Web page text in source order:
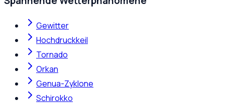
Gewitter
Hochdruckkeil
Tornado
Orkan
Genua-Zyklone
Schirokko